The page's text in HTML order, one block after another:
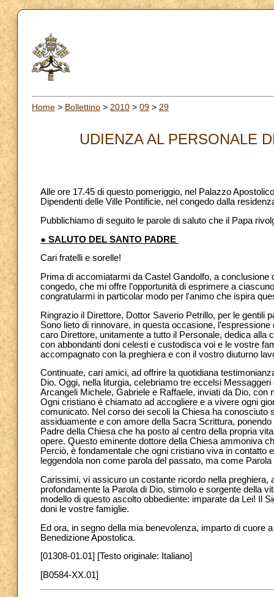
Home > Bollettino > 2010 > 09 > 29
UDIENZA AL PERSONALE
Alle ore 17.45 di questo pomeriggio, nel Palazzo
Dipendenti delle Ville Pontificie, nel congedo dalla
Pubblichiamo di seguito le parole di saluto che il Papa
● SALUTO DEL SANTO PADRE
Cari fratelli e sorelle!
Prima di accomiatarmi da Castel Gandolfo, a
congedo, che mi offre l’opportunità di esprimere a
congratularmi in particolar modo per l'animo che ispira
Ringrazio il Direttore, Dottor Saverio Petrillo, per le gentili
Sono lieto di rinnovare, in questa occasione,
caro Direttore, unitamente a tutto il Personale, dedica
con abbondanti doni celesti e custodisca voi e le vostre
accompagnato con la preghiera e con il vostro diuturno
Continuate, cari amici, ad offrire la quotidiana
Dio. Oggi, nella liturgia, celebriamo tre eccelsi
Arcangeli Michele, Gabriele e Raffaele, inviati da Dio,
Ogni cristiano è chiamato ad accogliere e a vivere ogni
comunicato. Nel corso dei secoli la Chiesa ha conosciuto
assiduamente e con amore della Sacra Scrittura,
Padre della Chiesa che ha posto al centro della propria
opere. Questo eminente dottore della Chiesa ammoniva
Perciò, è fondamentale che ogni cristiano viva in contatto
leggendola non come parola del passato, ma come
Carissimi, vi assicuro un costante ricordo nella
profondamente la Parola di Dio, stimolo e sorgente della
modello di questo ascolto obbediente: imparate da Lei! Il
doni le vostre famiglie.
Ed ora, in segno della mia benevolenza, imparto di cuore
Benedizione Apostolica.
[01308-01.01] [Testo originale: Italiano]
[B0584-XX.01]